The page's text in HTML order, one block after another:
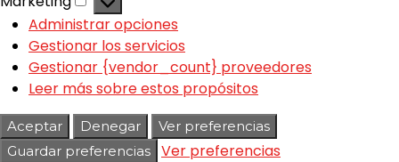
Administrar opciones
Gestionar los servicios
Gestionar {vendor_count} proveedores
Leer más sobre estos propósitos
Aceptar Denegar
Ver preferencias
Guardar preferencias
Ver preferencias